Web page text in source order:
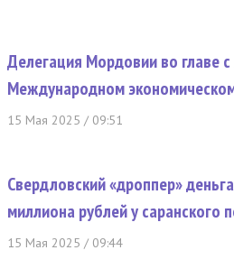
Делегация Мордовии во главе
Международном
15 Мая 2025 / 09:51
Свердловский «дроппер»
миллиона рублей у саранского
15 Мая 2025 / 09:44